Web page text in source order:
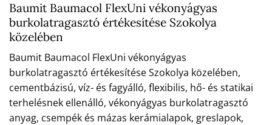
Baumit Baumacol FlexUni vékonyágyas
burkolatragasztó értékesítése Szokolya
közelében
Baumit Baumacol FlexUni vékonyágyas
burkolatragasztó értékesítése Szokolya közelében,
cementbázisú, víz- és fagyálló, flexibilis, hő- és statikai
terhelésnek ellenálló, vékonyágyas burkolatragasztó
anyag, csempék és mázas kerámialapok, greslapok,